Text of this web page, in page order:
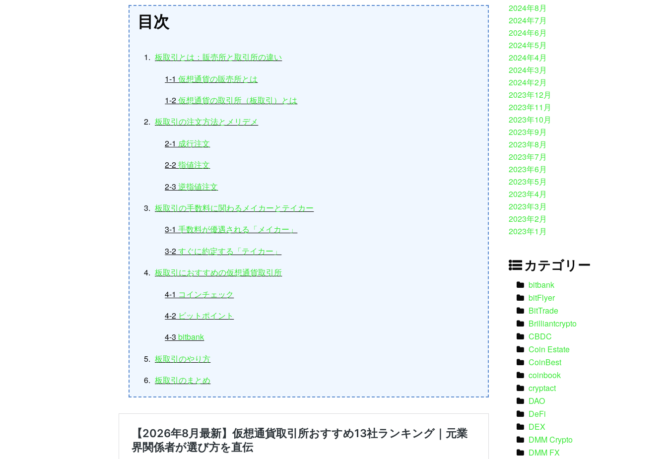
目次
板取引とは：販売所と取引所の違い
1-1仮想通貨の販売所とは
1-2仮想通貨の取引所（板取引）とは
板取引の注文方法とメリデメ
2-1 成行注文
2-2指値注文
2-3逆指値注文
板取引の手数料に関わるメイカーとテイカー
3-1手数料が優遇される「メイカー」
3-2すぐに約定する「テイカー」
板取引におすすめの仮想通貨取引所
4-1 コインチェック
4-2 ビットポイント
4-3bitbank
板取引のやり方
板取引のまとめ
2024年8月
2024年7月
2024年6月
2024年5月
2024年4月
2024年3月
2024年2月
2023年12月
2023年11月
2023年10月
2023年9月
2023年8月
2023年7月
2023年6月
2023年5月
2023年4月
2023年3月
2023年2月
2023年1月
カテゴリー
bitbank
bitFlyer
BitTrade
Brilliantcrypto
CBDC
Coin Estate
CoinBest
coinbook
cryptact
DAO
DeFi
DEX
DMM Crypto
DMM FX